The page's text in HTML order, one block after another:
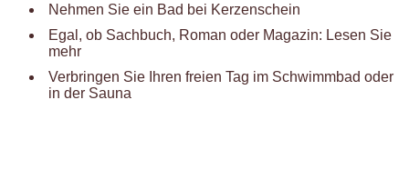
Nehmen Sie ein Bad bei Kerzenschein
Egal, ob Sachbuch, Roman oder Magazin: Lesen Sie
mehr
Verbringen Sie Ihren freien Tag im Schwimmbad oder
in der Sauna